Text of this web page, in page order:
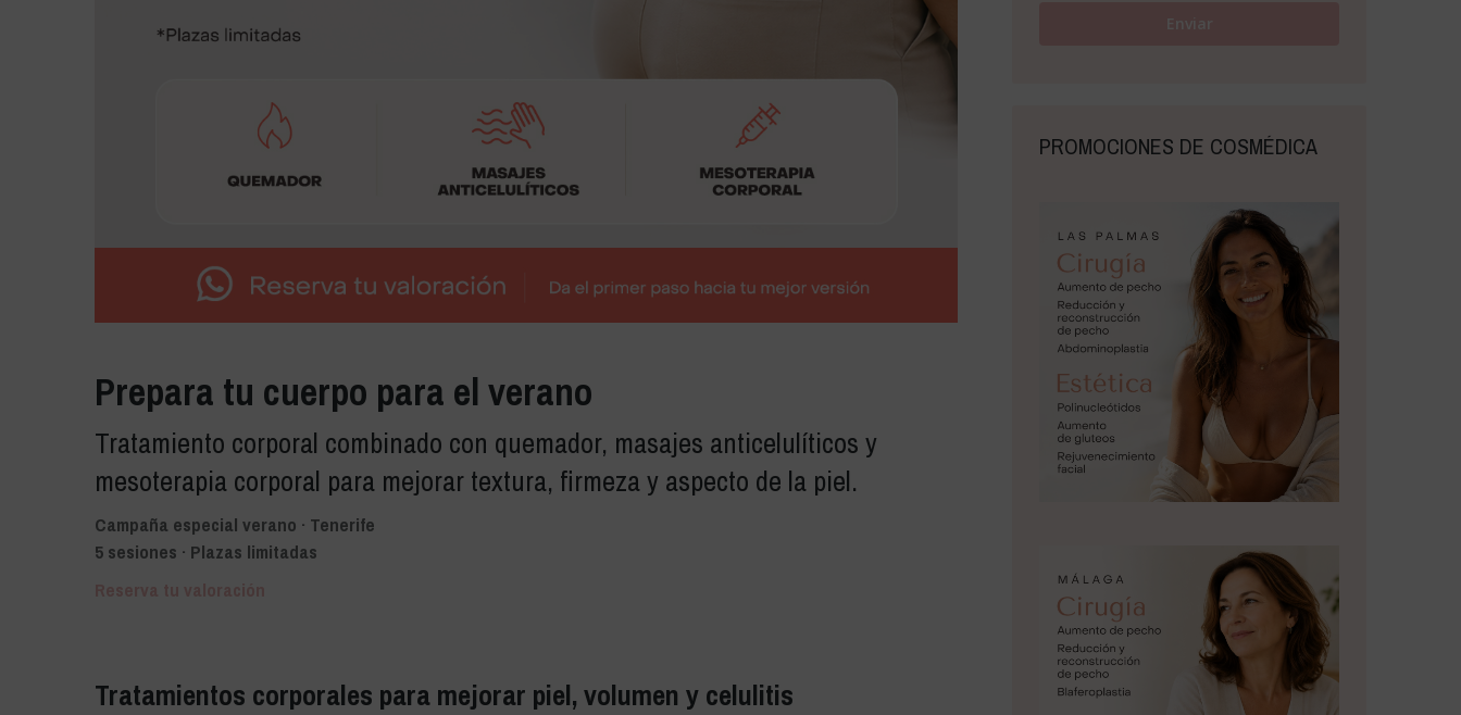
Prepara tu cuerpo para el verano
Tratamiento corporal combinado con quemador, masajes anticelulíticos y
mesoterapia corporal para mejorar textura, firmeza y aspecto de la piel.
Campaña especial verano · Tenerife
5 sesiones · Plazas limitadas
Tratamientos corporales para mejorar piel, volumen y celulitis
PROMOCIONES DE COSMÉDICA